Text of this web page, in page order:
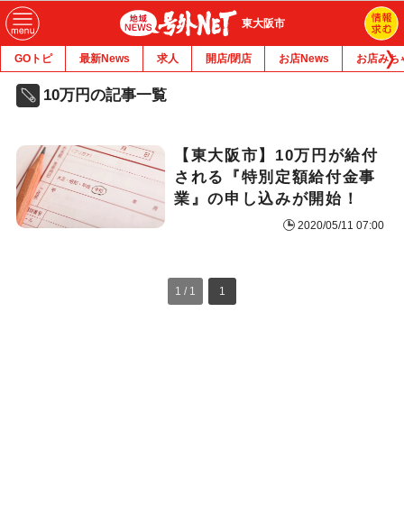
東大阪市
GOトピ 最新News 求人 開店/閉店 お店News お店みち
10万円の記事一覧
【東大阪市】10万円が給付
される『特別定額給付金事
業』の申し込みが開始！
2020/05/11 07:00
1 / 1 1